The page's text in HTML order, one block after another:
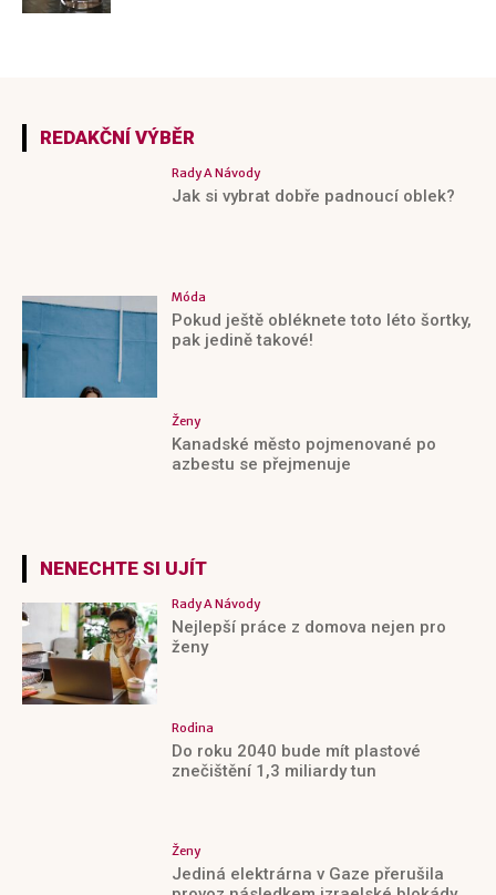
REDAKČNÍ VÝBĚR
Rady A Návody
Jak si vybrat dobře padnoucí oblek?
Móda
Pokud ještě obléknete toto léto šortky,
pak jedině takové!
Ženy
Kanadské město pojmenované po
azbestu se přejmenuje
NENECHTE SI UJÍT
Rady A Návody
Nejlepší práce z domova nejen pro
ženy
Rodina
Do roku 2040 bude mít plastové
znečištění 1,3 miliardy tun
Ženy
Jediná elektrárna v Gaze přerušila